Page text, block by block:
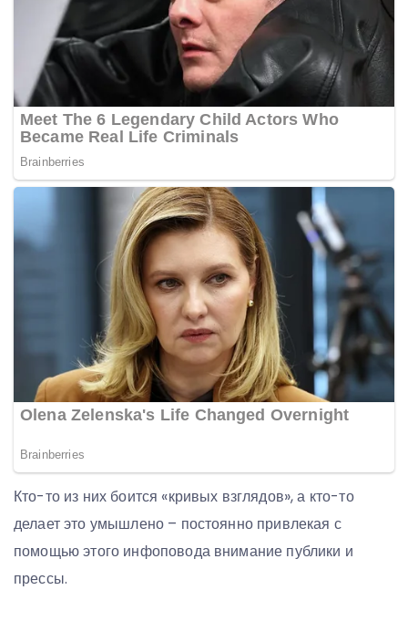
Кто-то из них боится «кривых взглядов», а кто-то
делает это умышлено – постоянно привлекая с
помощью этого инфоповода внимание публики и
прессы.